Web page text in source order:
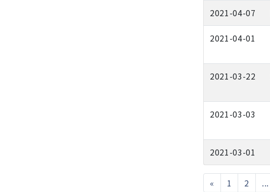
2021-04-07
2021-04-01
2021-03-22
2021-03-03
2021-03-01
« 1 2 ...